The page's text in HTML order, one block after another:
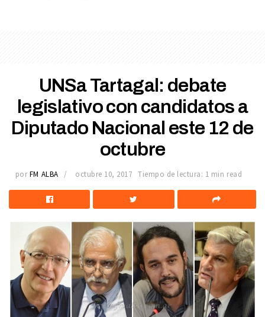
UNSa Tartagal: debate
legislativo con candidatos a
Diputado Nacional este 12 de
octubre
por FM ALBA octubre 10, 2017 Tiempo de lectura: 1 min read